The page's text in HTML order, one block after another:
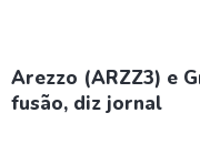
Arezzo (ARZZ3) e
fusão, diz jornal